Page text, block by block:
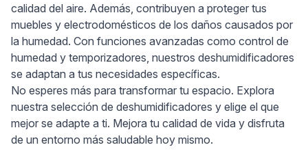
calidad del aire. Además, contribuyen a proteger tus
muebles y electrodomésticos de los daños causados por
la humedad. Con funciones avanzadas como control de
humedad y temporizadores, nuestros deshumidificadores
se adaptan a tus necesidades específicas.
No esperes más para transformar tu espacio. Explora
nuestra selección de deshumidificadores y elige el que
mejor se adapte a ti. Mejora tu calidad de vida y disfruta
de un entorno más saludable hoy mismo.